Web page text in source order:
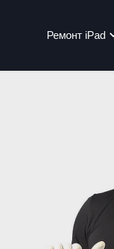
Ремонт iPad